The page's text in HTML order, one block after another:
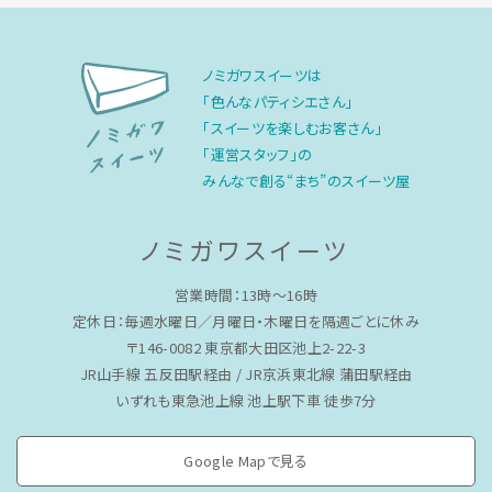
ノミガワスイーツは
「色んなパティシエさん」
「スイーツを楽しむお客さん」
「運営スタッフ」の
みんなで創る“まち”のスイーツ屋
ノミガワスイーツ
営業時間：13時〜16時
定休日：毎週水曜日／月曜日・木曜日を隔週ごとに休み
〒146-0082 東京都大田区池上2-22-3
JR山手線 五反田駅経由 / JR京浜東北線 蒲田駅経由
いずれも東急池上線 池上駅下車 徒歩7分
Google Mapで見る